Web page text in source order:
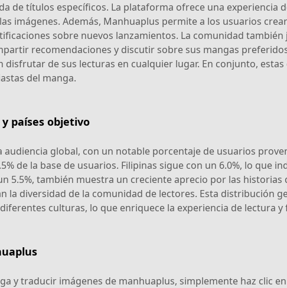
de títulos específicos. La plataforma ofrece una experiencia
imágenes. Además, Manhuaplus permite a los usuarios
sobre nuevos lanzamientos. La comunidad
recomendaciones y discutir sobre sus mangas
disfrutar de sus lecturas en cualquier lugar. En conjunto,
del manga.
países objetivo
audiencia global, con un notable porcentaje de usuarios
de la base de usuarios. Filipinas sigue con un 6.0%, lo que
5.5%, también muestra un creciente aprecio por las historias
la diversidad de la comunidad de lectores. Esta distribución
culturas, lo que enriquece la experiencia de lectura
y traducir imágenes de manhuaplus, simplemente haz clic